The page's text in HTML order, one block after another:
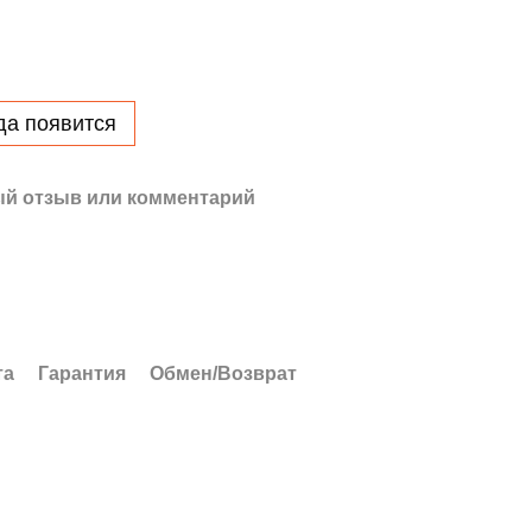
появится
отзыв или комментарий
Гарантия Обмен/Возврат